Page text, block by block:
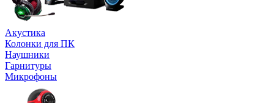
Акустика
Колонки для ПК
Наушники
Гарнитуры
Микрофоны